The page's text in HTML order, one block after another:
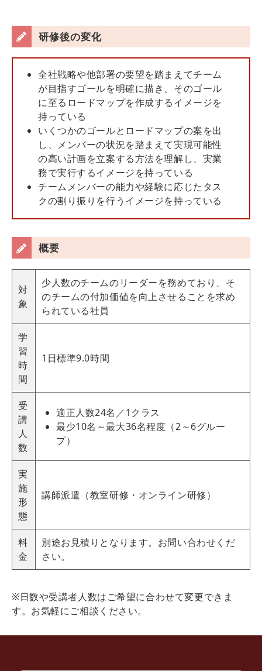
研修後の変化
全社戦略や他部署の要望を踏まえてチーム
が目指すゴールを明確に描き、そのゴール
に至るロードマップを作成するイメージを
持っている
いくつかのゴールとロードマップの案を出
し、メンバーの状況を踏まえて実現可能性
の高い計画を立案する方法を理解し、実業
務で実行するイメージを持っている
チームメンバーの能力や経験に応じたタス
クの割り振りを行うイメージを持っている
概要
対
象
少人数のチームのリーダーを務めており、そ
のチームの付加価値を向上させることを求め
られている社員
学
習
時
間
1日標準9.0時間
受
講
人
数
適正人数24名／1クラス
最少10名～最大36名程度（2～6グルー
プ）
実
施
形
態
講師派遣（教室研修・オンライン研修）
料
金
別途お見積りとなります。お問い合わせくだ
さい。
※日数や受講者人数はご希望に合わせて変更できま
す。お気軽にご相談ください。